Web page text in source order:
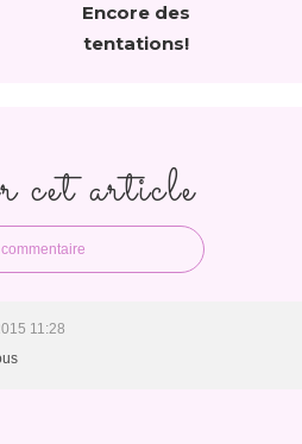
Encore des
tentations!
cet article
11:28